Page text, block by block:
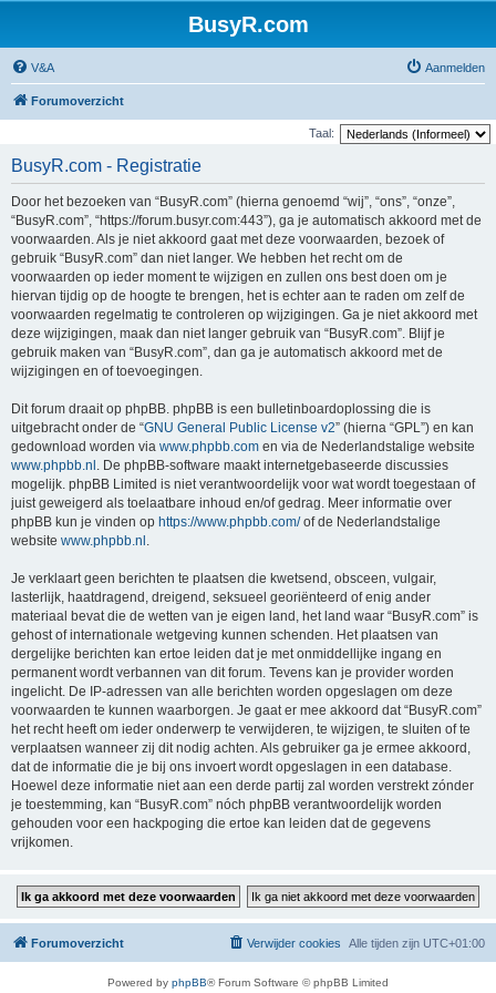
BusyR.com
V&A Aanmelden
Forumoverzicht
Taal:
BusyR.com - Registratie
Door het bezoeken van “BusyR.com” (hierna genoemd “wij”, “ons”, “onze”,
“BusyR.com”, “https://forum.busyr.com:443”), ga je automatisch akkoord met de
voorwaarden. Als je niet akkoord gaat met deze voorwaarden, bezoek of
gebruik “BusyR.com” dan niet langer. We hebben het recht om de
voorwaarden op ieder moment te wijzigen en zullen ons best doen om je
hiervan tijdig op de hoogte te brengen, het is echter aan te raden om zelf de
voorwaarden regelmatig te controleren op wijzigingen. Ga je niet akkoord met
deze wijzigingen, maak dan niet langer gebruik van “BusyR.com”. Blijf je
gebruik maken van “BusyR.com”, dan ga je automatisch akkoord met de
wijzigingen en of toevoegingen.
Dit forum draait op phpBB. phpBB is een bulletinboardoplossing die is
uitgebracht onder de “GNU General Public License v2” (hierna “GPL”) en kan
gedownload worden via www.phpbb.com en via de Nederlandstalige website
www.phpbb.nl . De phpBB-software maakt internetgebaseerde discussies
mogelijk. phpBB Limited is niet verantwoordelijk voor wat wordt toegestaan of
juist geweigerd als toelaatbare inhoud en/of gedrag. Meer informatie over
phpBB kun je vinden op https://www.phpbb.com/of de Nederlandstalige
website www.phpbb.nl .
Je verklaart geen berichten te plaatsen die kwetsend, obsceen, vulgair,
lasterlijk, haatdragend, dreigend, seksueel georiënteerd of enig ander
materiaal bevat die de wetten van je eigen land, het land waar “BusyR.com” is
gehost of internationale wetgeving kunnen schenden. Het plaatsen van
dergelijke berichten kan ertoe leiden dat je met onmiddellijke ingang en
permanent wordt verbannen van dit forum. Tevens kan je provider worden
ingelicht. De IP-adressen van alle berichten worden opgeslagen om deze
voorwaarden te kunnen waarborgen. Je gaat er mee akkoord dat “BusyR.com”
het recht heeft om ieder onderwerp te verwijderen, te wijzigen, te sluiten of te
verplaatsen wanneer zij dit nodig achten. Als gebruiker ga je ermee akkoord,
dat de informatie die je bij ons invoert wordt opgeslagen in een database.
Hoewel deze informatie niet aan een derde partij zal worden verstrekt zónder
je toestemming, kan “BusyR.com” nóch phpBB verantwoordelijk worden
gehouden voor een hackpoging die ertoe kan leiden dat de gegevens
vrijkomen.
Forumoverzicht Alle tijden zijn UTC+01:00
Verwijder cookies
Powered by phpBB® Forum Software © phpBB Limited